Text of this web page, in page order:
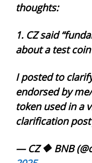
thoughts:
1. CZ said
about a test
I posted to
endorsed by
token used in a
clarification
— CZ 🔶 BNB